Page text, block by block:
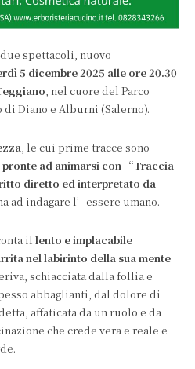
spettacoli, nuovo
5 dicembre 2025 alle ore 20.30
, nel cuore del Parco
Diano e Alburni (Salerno).
, le cui prime tracce sono
pronte ad animarsi con “Traccia
diretto ed interpretato da
ad indagare l’essere umano.
il lento e implacabile
nel labirinto della sua mente
schiacciata dalla follia e
abbaglianti, dal dolore di
affaticata da un ruolo e da
che crede vera e reale e